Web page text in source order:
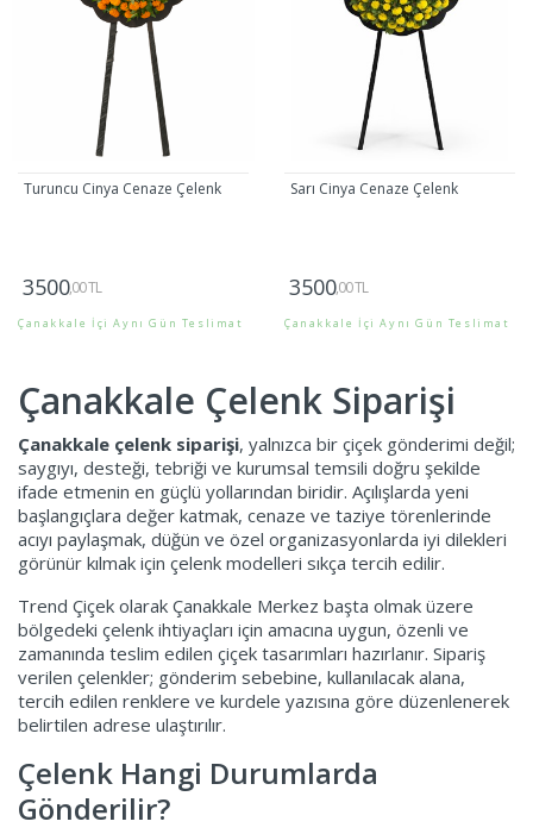
Turuncu Cinya Cenaze Çelenk
3500,00 TL
Çanakkale İçi Aynı Gün Teslimat
Sarı Cinya Cenaze Çelenk
3500,00 TL
Çanakkale İçi Aynı Gün Teslimat
Çanakkale Çelenk Siparişi
Çanakkale çelenk siparişi, yalnızca bir çiçek gönderimi değil;
saygıyı, desteği, tebriği ve kurumsal temsili doğru şekilde
ifade etmenin en güçlü yollarından biridir. Açılışlarda yeni
başlangıçlara değer katmak, cenaze ve taziye törenlerinde
acıyı paylaşmak, düğün ve özel organizasyonlarda iyi dilekleri
görünür kılmak için çelenk modelleri sıkça tercih edilir.
Trend Çiçek olarak Çanakkale Merkez başta olmak üzere
bölgedeki çelenk ihtiyaçları için amacına uygun, özenli ve
zamanında teslim edilen çiçek tasarımları hazırlanır. Sipariş
verilen çelenkler; gönderim sebebine, kullanılacak alana,
tercih edilen renklere ve kurdele yazısına göre düzenlenerek
belirtilen adrese ulaştırılır.
Çelenk Hangi Durumlarda
Gönderilir?